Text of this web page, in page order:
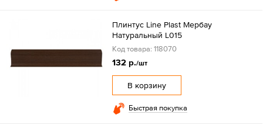
Плинтус Line Plast Мербау
Натуральный L015
Код товара: 118070
132 р./шт
В корзину
Быстрая покупка